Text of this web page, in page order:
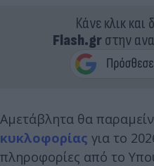
Κάνε κλικ και
Flash.grστην
Αμετάβλητα θα
κυκλοφορίας για το
πληροφορίες από το